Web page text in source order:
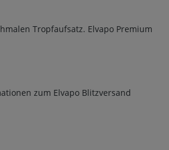
Tropfaufsatz. Elvapo Premium
zum Elvapo Blitzversand